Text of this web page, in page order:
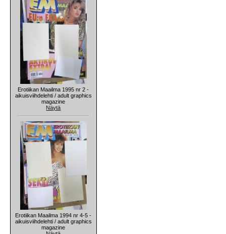
Erotiikan Maailma 1995 nr 2 -
aikuisviihdelehti / adult graphics
magazine
Näytä
Erotiikan Maailma 1994 nr 4-5 -
aikuisviihdelehti / adult graphics
magazine